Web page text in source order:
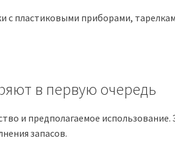
с пластиковыми приборами,
в первую очередь
и предполагаемое
запасов.